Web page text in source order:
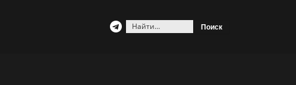
Найти: